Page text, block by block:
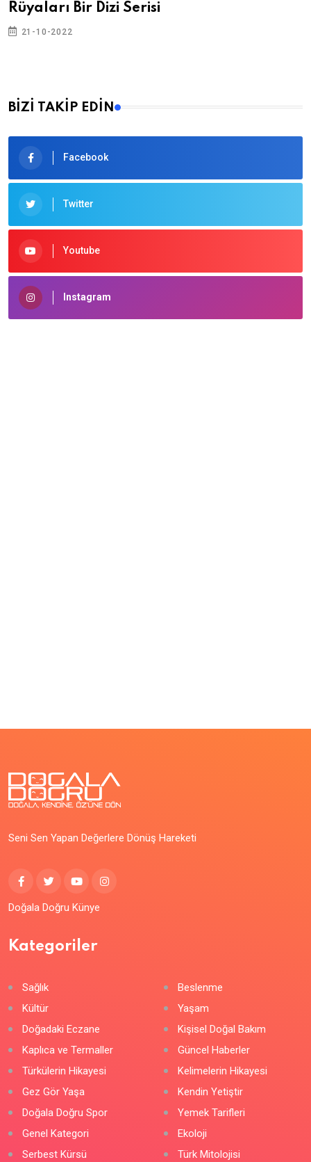
Rüyaları Bir Dizi Serisi
21-10-2022
BİZİ TAKİP EDİN
Facebook
Twitter
Youtube
Instagram
Seni Sen Yapan Değerlere Dönüş Hareketi
Doğala Doğru Künye
Kategoriler
Sağlık
Beslenme
Kültür
Yaşam
Doğadaki Eczane
Kişisel Doğal Bakım
Kaplıca ve Termaller
Güncel Haberler
Türkülerin Hikayesi
Kelimelerin Hikayesi
Gez Gör Yaşa
Kendin Yetiştir
Doğala Doğru Spor
Yemek Tarifleri
Genel Kategori
Ekoloji
Serbest Kürsü
Türk Mitolojisi